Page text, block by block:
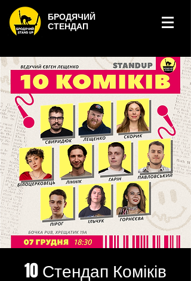
БРОДЯЧИЙ
СТЕНДАП
10 Стендап Коміків